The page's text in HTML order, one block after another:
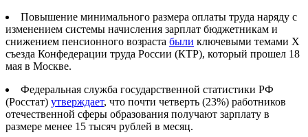
Повышение минимального размера оплаты труда наряду с
изменением системы начисления зарплат бюджетникам и
снижением пенсионного возраста были ключевыми темами Х
съезда Конфедерации труда России (КТР), который прошел 18
мая в Москве.
Федеральная служба государственной статистики РФ
(Росстат) утверждает, что почти четверть (23%) работников
отечественной сферы образования получают зарплату в
размере менее 15 тысяч рублей в месяц.